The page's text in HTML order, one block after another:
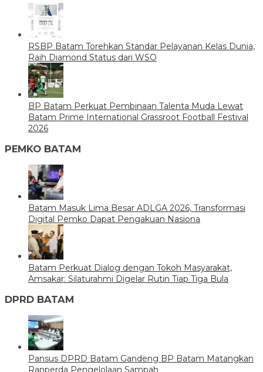
RSBP Batam Torehkan Standar Pelayanan Kelas Dunia,
Raih Diamond Status dari WSO
BP Batam Perkuat Pembinaan Talenta Muda Lewat
Batam Prime International Grassroot Football Festival
2026
PEMKO BATAM
Batam Masuk Lima Besar ADLGA 2026, Transformasi
Digital Pemko Dapat Pengakuan Nasiona
Batam Perkuat Dialog dengan Tokoh Masyarakat,
Amsakar: Silaturahmi Digelar Rutin Tiap Tiga Bula
DPRD BATAM
Pansus DPRD Batam Gandeng BP Batam Matangkan
Ranperda Pengelolaan Sampah